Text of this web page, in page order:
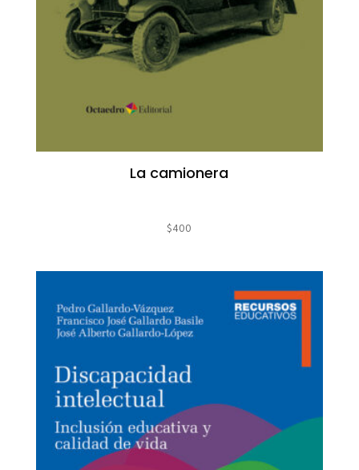
La camionera
$400